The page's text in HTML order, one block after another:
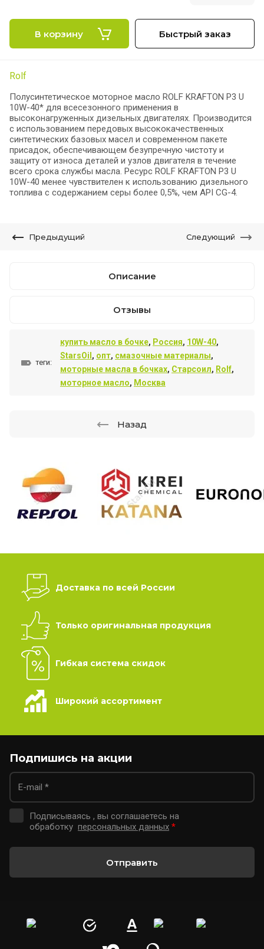
В корзину Быстрый заказ
Rolf
Полусинтетическое моторное масло ROLF KRAFTON P3 U
10W-40* для всесезонного применения в
высоконагруженных дизельных двигателях. Производится
с использованием передовых высококачественных
синтетических базовых масел и современном пакете
присадок, обеспечивающем безупречную чистоту и
защиту от износа деталей и узлов двигателя в течение
всего срока службы масла. Ресурс ROLF KRAFTON P3 U
10W-40 менее чувствителен к использованию дизельного
топлива с содержанием серы более 0,5%, чем API CG-4.
Предыдущий Следующий
Описание
Отзывы
теги:
купить масло в бочке, Россия, 10W-40,
StarsOil , опт, смазочные материалы,
моторные масла в бочках, Старсоил, Rolf,
моторное масло, Москва
Назад
Доставка по всей России
Только оригинальная продукция
Гибкая система скидок
Широкий ассортимент
Подпишись на акции
Подписываясь , вы соглашаетесь на
обработку персональных данных *
Отправить